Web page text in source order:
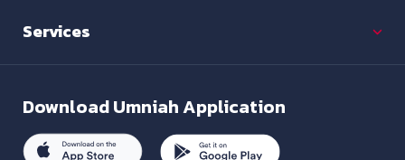
Services
DownloadUmniah Application